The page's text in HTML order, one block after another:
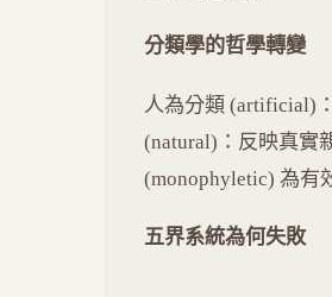
分類學的哲學轉變
人為分類 (artificial)
(natural)：反映真實
(monophyletic) 為有
五界系統為何失敗